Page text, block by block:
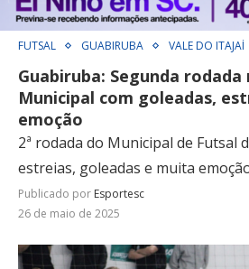
FUTSAL GUABIRUBA VALE DO ITAJAÍ
Guabiruba: Segunda
Municipal com goleadas,
emoção
2ª rodada do Municipal de Futsal
estreias, goleadas e muita
Publicado por Esportesc
26 de maio de 2025